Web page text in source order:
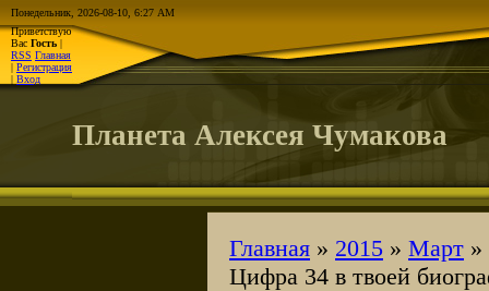
Понедельник, 2026-08-10, 6:27 AM
Приветствую
Вас Гость |
RSS Главная
| Регистрация
| Вход
Планета Алексея Чумакова
Главная » 2015 » Март »
Цифра 34 в твоей